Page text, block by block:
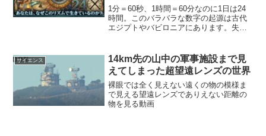
の知恵
1分＝60秒、1時間＝60分なのに1日は24
時間。このバラバラな数字の起源は古代
エジプトやバビロニアにあります。失敗
す。
サイエンス
14km先の山中の軍事施設まで見
えてしまった超望遠レンズの世界
裸眼では全く見えない遠くの物の模様ま
で見える望遠レンズでありえない距離の
物を見る動画